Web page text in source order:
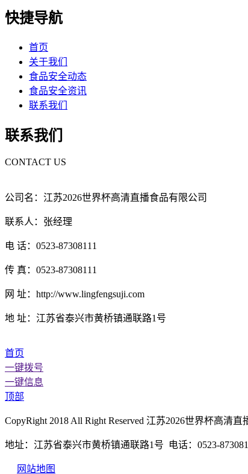
快捷导航
首页
关于我们
食品安全动态
食品安全资讯
联系我们
联系我们
CONTACT US
公司名：江苏2026世界杯高清直播食品有限公司
联系人：张经理
电 话：0523-87308111
传 真：0523-87308111
网 址：http://www.lingfengsuji.com
地 址：江苏省泰兴市黄桥镇通联路1号
首页
一键拨号
一键信息
顶部
CopyRight 2018 All Right Reserved 江苏2026世界杯高
地址：江苏省泰兴市黄桥镇通联路1号 电话：0523-
网站地图